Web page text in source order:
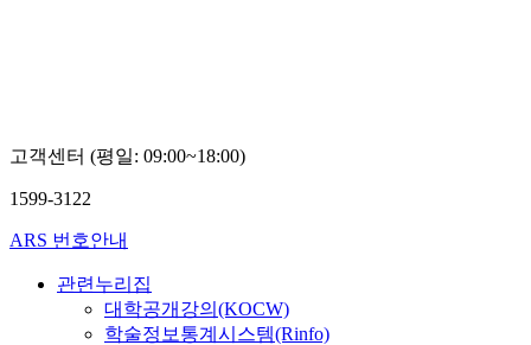
고객센터 (평일: 09:00~18:00)
1599-3122
ARS 번호안내
관련누리집
대학공개강의(KOCW)
학술정보통계시스템(Rinfo)